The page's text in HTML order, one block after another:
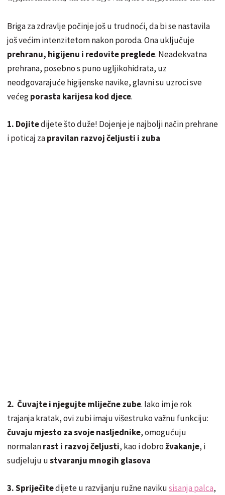
Briga za zdravlje počinje još u trudnoći, da bi se nastavila
još većim intenzitetom nakon poroda. Ona uključuje
prehranu, higijenu i redovite preglede. Neadekvatna
prehrana, posebno s puno ugljikohidrata, uz
neodgovarajuće higijenske navike, glavni su uzroci sve
većegporasta karijesa kod djece.
1. Dojitedijete što duže! Dojenje je najbolji način prehrane
i poticaj zapravilan razvoj čeljusti i zuba
2. Čuvajte i njegujte mliječne zube. Iako im je rok
trajanja kratak, ovi zubi imaju višestruko važnu funkciju:
čuvaju mjesto za svoje nasljednike, omogućuju
normalanrast i razvoj čeljusti, kao i dobrožvakanje, i
sudjeluju ustvaranju mnogih glasova
3. Spriječitedijete u razvijanju ružne navikusisanja palca,